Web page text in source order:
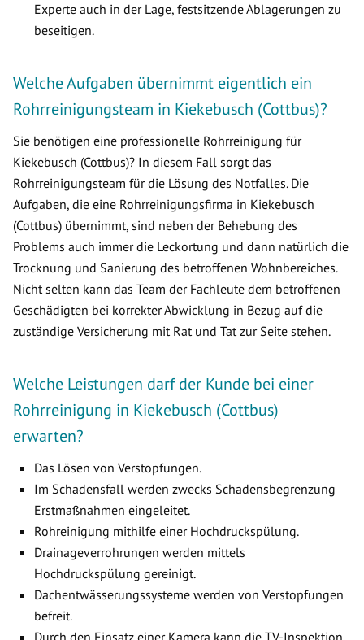
Experte auch in der Lage, festsitzende Ablagerungen zu
beseitigen.
Welche Aufgaben übernimmt eigentlich ein
Rohrreinigungsteam in Kiekebusch (Cottbus)?
Sie benötigen eine professionelle Rohrreinigung für
Kiekebusch (Cottbus)? In diesem Fall sorgt das
Rohrreinigungsteam für die Lösung des Notfalles. Die
Aufgaben, die eine Rohrreinigungsfirma in Kiekebusch
(Cottbus) übernimmt, sind neben der Behebung des
Problems auch immer die Leckortung und dann natürlich die
Trocknung und Sanierung des betroffenen Wohnbereiches.
Nicht selten kann das Team der Fachleute dem betroffenen
Geschädigten bei korrekter Abwicklung in Bezug auf die
zuständige Versicherung mit Rat und Tat zur Seite stehen.
Welche Leistungen darf der Kunde bei einer
Rohrreinigung in Kiekebusch (Cottbus)
erwarten?
Das Lösen von Verstopfungen.
Im Schadensfall werden zwecks Schadensbegrenzung
Erstmaßnahmen eingeleitet.
Rohreinigung mithilfe einer Hochdruckspülung.
Drainageverrohrungen werden mittels
Hochdruckspülung gereinigt.
Dachentwässerungssysteme werden von Verstopfungen
befreit.